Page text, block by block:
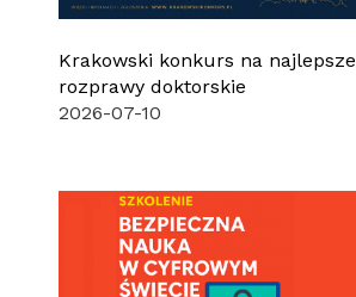
Krakowski konkurs na najlepsze
rozprawy doktorskie
2026-07-10